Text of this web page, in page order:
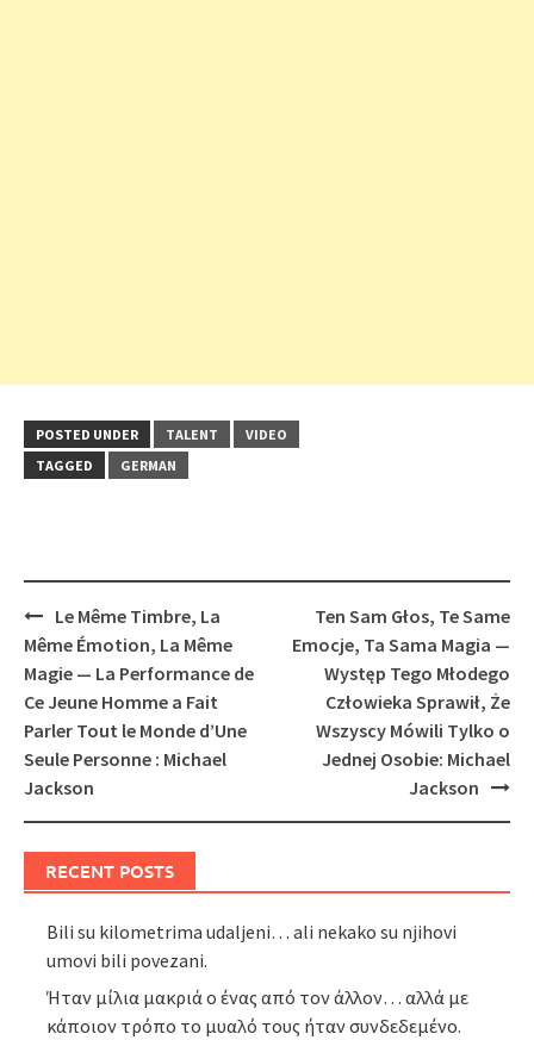
POSTED UNDER TALENT
VIDEO
TAGGED
GERMAN
Post
navigation
Le Même Timbre, La
Même Émotion, La Même
Magie — La Performance de
Ce Jeune Homme a Fait
Parler Tout le Monde d’Une
Seule Personne : Michael
Jackson
Ten Sam Głos, Te Same
Emocje, Ta Sama Magia —
Występ Tego Młodego
Człowieka Sprawił, Że
Wszyscy Mówili Tylko o
Jednej Osobie: Michael
Jackson
RECENT POSTS
Bili su kilometrima udaljeni… ali nekako su njihovi
umovi bili povezani.
Ήταν μίλια μακριά ο ένας από τον άλλον… αλλά με
κάποιον τρόπο το μυαλό τους ήταν συνδεδεμένο.